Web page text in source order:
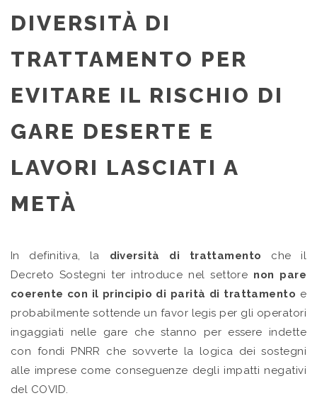
DIVERSITÀ DI
TRATTAMENTO PER
EVITARE IL RISCHIO DI
GARE DESERTE E
LAVORI LASCIATI A
METÀ
In definitiva, la diversità di trattamento che il
Decreto Sostegni ter introduce nel settore non pare
coerente con il principio di parità di trattamento e
probabilmente sottende un favor legis per gli operatori
ingaggiati nelle gare che stanno per essere indette
con fondi PNRR che sovverte la logica dei sostegni
alle imprese come conseguenze degli impatti negativi
del COVID.